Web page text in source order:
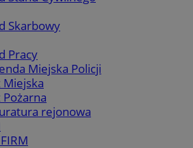
Skarbowy
Pracy
Miejska Policji
Miejska
Pożarna
rejonowa